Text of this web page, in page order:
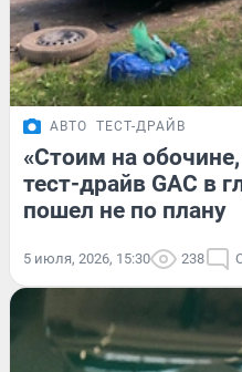
АВТО ТЕСТ-ДРАЙВ
«Стоим на
тест-драйв GAC в
пошел не по плану
5 июля, 2026, 15:30 238